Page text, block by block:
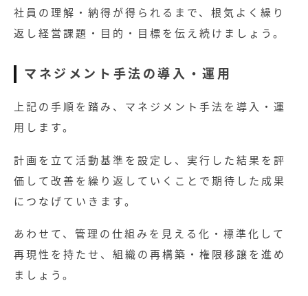
社員の理解・納得が得られるまで、根気よく繰り
返し経営課題・目的・目標を伝え続けましょう。
マネジメント手法の導入・運用
上記の手順を踏み、マネジメント手法を導入・運
用します。
計画を立て活動基準を設定し、実行した結果を評
価して改善を繰り返していくことで期待した成果
につなげていきます。
あわせて、管理の仕組みを見える化・標準化して
再現性を持たせ、組織の再構築・権限移譲を進め
ましょう。